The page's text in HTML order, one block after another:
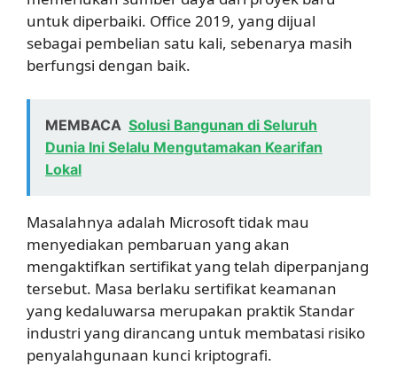
untuk diperbaiki. Office 2019, yang dijual
sebagai pembelian satu kali, sebenarya masih
berfungsi dengan baik.
MEMBACA Solusi Bangunan di Seluruh
Dunia Ini Selalu Mengutamakan Kearifan
Lokal
Masalahnya adalah Microsoft tidak mau
menyediakan pembaruan yang akan
mengaktifkan sertifikat yang telah diperpanjang
tersebut. Masa berlaku sertifikat keamanan
yang kedaluwarsa merupakan praktik Standar
industri yang dirancang untuk membatasi risiko
penyalahgunaan kunci kriptografi.